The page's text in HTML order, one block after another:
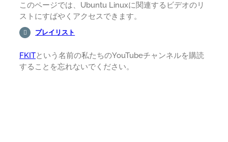
このページでは、Ubuntu Linuxに関連するビデオのリ
ストにすばやくアクセスできます。
プレイリスト
FKITという名前の私たちのYouTubeチャンネルを購読
することを忘れないでください。